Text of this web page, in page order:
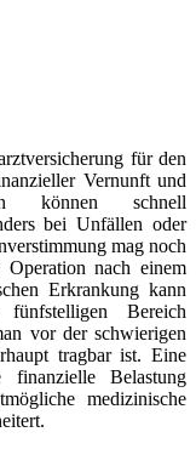
für den
Vernunft und
können schnell
bei Unfällen oder
mag noch
Operation nach einem
Erkrankung kann
Bereich
vor der schwierigen
tragbar ist. Eine
finanzielle Belastung
medizinische